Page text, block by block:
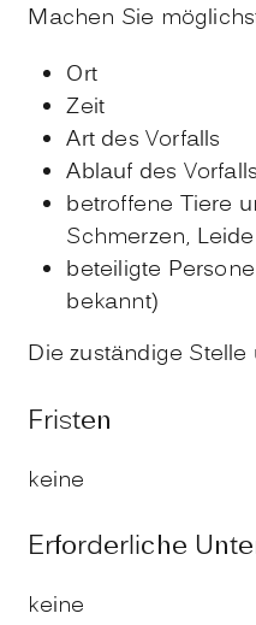
Machen Sie
Ort
Zeit
Art des Vorfalls
Ablauf des Vorfalls
betroffene Tiere
Schmerzen,
beteiligte
bekannt)
Die zuständige
Fristen
keine
Erforderliche
keine